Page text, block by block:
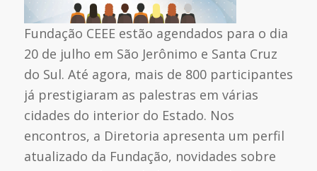
Fundação CEEE estão agendados para o dia
20 de julho em São Jerônimo e Santa Cruz
do Sul. Até agora, mais de 800 participantes
já prestigiaram as palestras em várias
cidades do interior do Estado. Nos
encontros, a Diretoria apresenta um perfil
atualizado da Fundação, novidades sobre